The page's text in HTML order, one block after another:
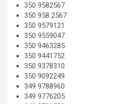
350 9582567
350 958 2567
350 9579121
350 9559047
350 9463285
350 9441752
350 9378310
350 9092249
349 9788960
349 9776205